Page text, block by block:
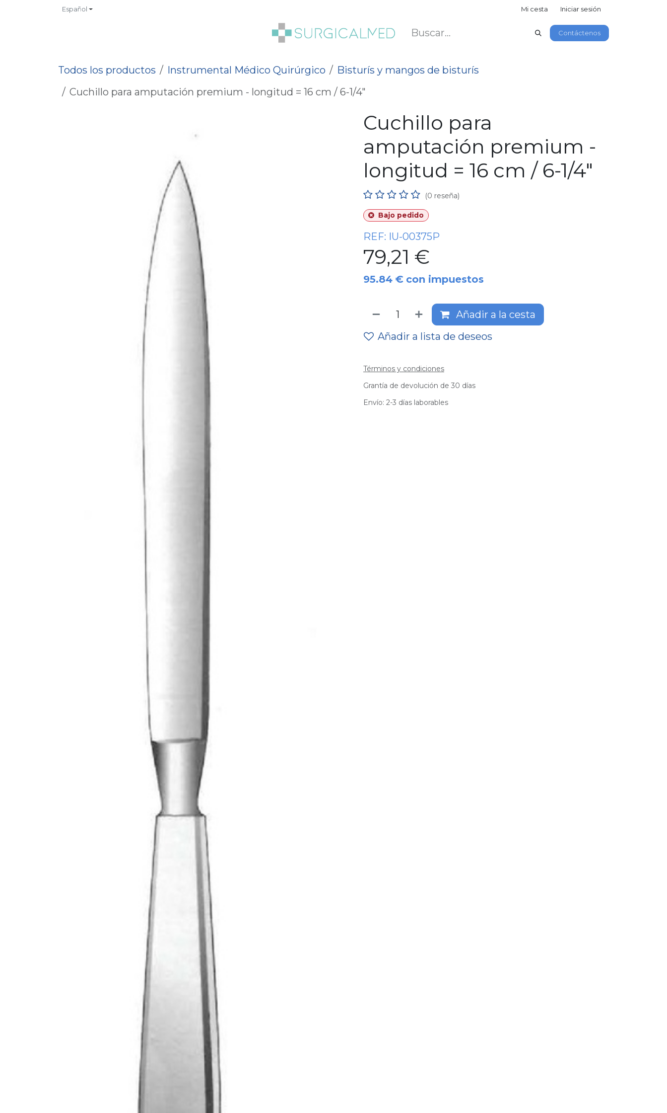
Ir al contenidoEspañol Mi cesta Iniciar sesión
Contáctenos
Todos los productos Instrumental Médico Quirúrgico
Bisturís y mangos de bisturís
Cuchillo para amputación premium - longitud = 16 cm / 6-1/4"
Cuchillo para
amputación premium -
longitud = 16 cm / 6-1/4"
(0 reseña)
Bajo pedido
REF: IU-00375P
79,21 €
95.84 € con impuestos
Añadir a la cesta
Añadir a lista de deseos
Términos y condiciones
Grantía de devolución de 30 días
Envío: 2-3 días laborables